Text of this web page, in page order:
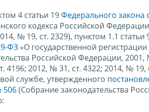
4 статьи 19Федерального закона
кодекса Российской
№ 19, ст. 2329), пунктом 1.1 статьи
ФЗ «О государственной
Российской Федерации,
4196; 2012, № 31, ст. 4322; 2014, №
службе, утвержденного
506(Собрание законодательства